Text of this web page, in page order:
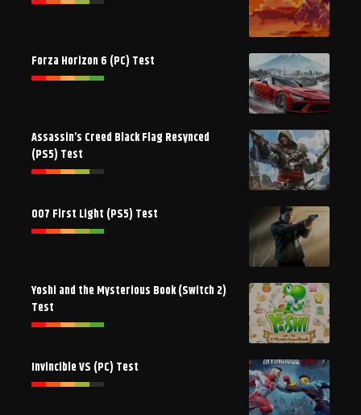
Forza Horizon 6 (PC) Test
Assassin’s Creed Black Flag Resynced
(PS5) Test
007 First Light (PS5) Test
Yoshi and the Mysterious Book (Switch 2)
Test
Invincible VS (PC) Test